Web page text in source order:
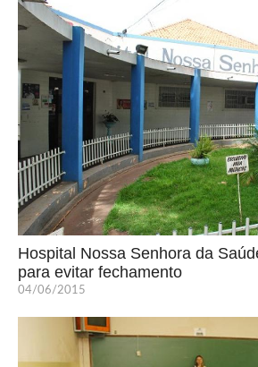
Hospital Nossa Senhora da
para evitar fechamento
04/06/2015